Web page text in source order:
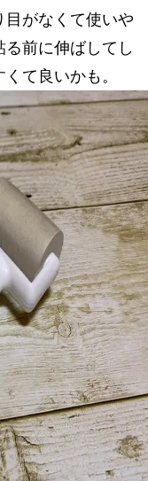
目がなくて使いや
前に伸ばしてし
て良いかも。